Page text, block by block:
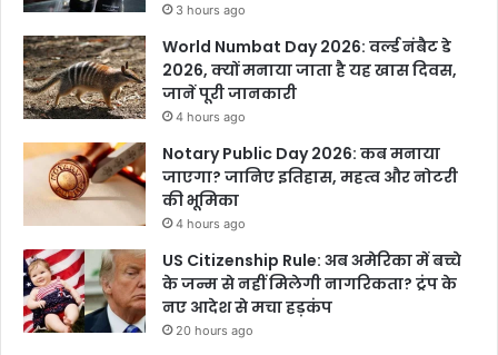
3 hours ago
World Numbat Day 2026: वर्ल्ड नंबैट डे
2026, क्यों मनाया जाता है यह खास दिवस,
जानें पूरी जानकारी
4 hours ago
Notary Public Day 2026: कब मनाया
जाएगा? जानिए इतिहास, महत्व और नोटरी
की भूमिका
4 hours ago
US Citizenship Rule: अब अमेरिका में बच्चे
के जन्म से नहीं मिलेगी नागरिकता? ट्रंप के
नए आदेश से मचा हड़कंप
20 hours ago